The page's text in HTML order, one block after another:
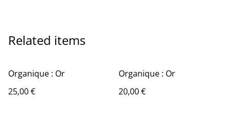
Related items
Organique : Or
25,00 €
Organique : Or
20,00 €